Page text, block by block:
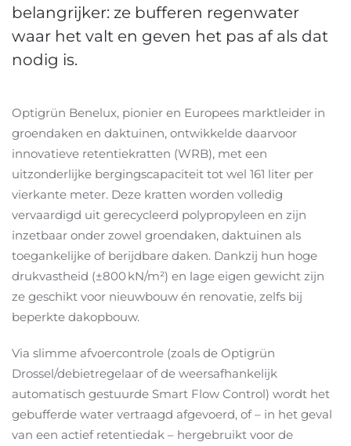
belangrijker: ze bufferen regenwater
waar het valt en geven het pas af als dat
nodig is.
Optigrün Benelux, pionier en Europees marktleider in
groendaken en daktuinen, ontwikkelde daarvoor
innovatieve retentiekratten (WRB), met een
uitzonderlijke bergingscapaciteit tot wel 161 liter per
vierkante meter. Deze kratten worden volledig
vervaardigd uit gerecycleerd polypropyleen en zijn
inzetbaar onder zowel groendaken, daktuinen als
toegankelijke of berijdbare daken. Dankzij hun hoge
drukvastheid (±800 kN/m²) en lage eigen gewicht zijn
ze geschikt voor nieuwbouw én renovatie, zelfs bij
beperkte dakopbouw.
Via slimme afvoercontrole (zoals de Optigrün
Drossel/debietregelaar of de weersafhankelijk
automatisch gestuurde Smart Flow Control) wordt het
gebufferde water vertraagd afgevoerd, of – in het geval
van een actief retentiedak – hergebruikt voor de